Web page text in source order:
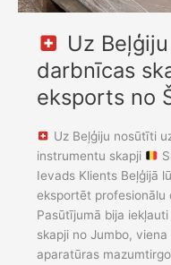
Uz
darbnīcas
eksports no
Uz Beļģiju nosūtīti
instrumentu skapji
Ievads Klients Beļģijā
eksportēt profesionālu
Pasūtījumā bija
skapji no Jumbo,
aparatūras